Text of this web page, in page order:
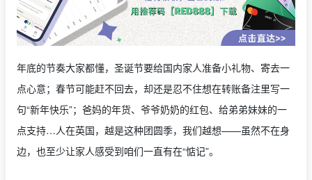
年底的节奏大家都懂，圣诞节要给国内家人准备小礼物、寄去一
点心意；春节可能赶不回去，却还是忍不住想在转账备注里写一
句“新年快乐”；爸妈的年货、爷爷奶奶的红包、给弟弟妹妹的一
点支持…人在英国，越是这种团圆季，我们越想——虽然不在身
边，也至少让家人感受到咱们一直有在“惦记”。